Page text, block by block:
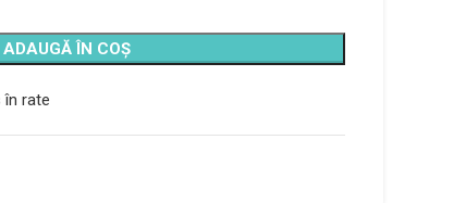
ADAUGĂ ÎN COȘ
rate